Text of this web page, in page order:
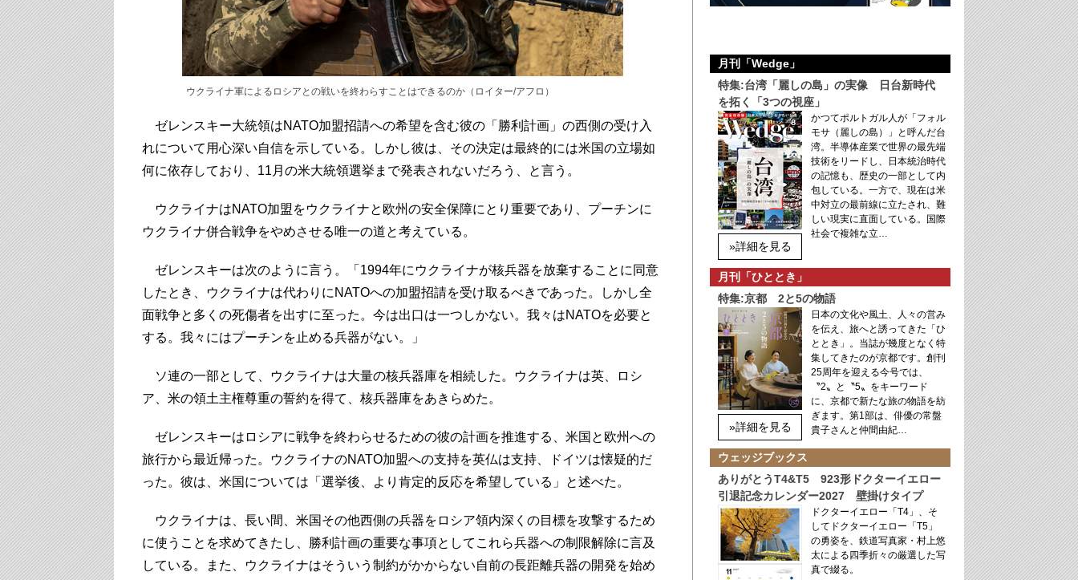
ウクライナ軍によるロシアとの戦いを終わらすことはできるのか（ロイター/アフロ）
ゼレンスキー大統領はNATO加盟招請への希望を含む彼の「勝利計画」の西側の受け入
れについて用心深い自信を示している。しかし彼は、その決定は最終的には米国の立場如
何に依存しており、11月の米大統領選挙まで発表されないだろう、と言う。
ウクライナはNATO加盟をウクライナと欧州の安全保障にとり重要であり、プーチンに
ウクライナ併合戦争をやめさせる唯一の道と考えている。
ゼレンスキーは次のように言う。「1994年にウクライナが核兵器を放棄することに同意
したとき、ウクライナは代わりにNATOへの加盟招請を受け取るべきであった。しかし全
面戦争と多くの死傷者を出すに至った。今は出口は一つしかない。我々はNATOを必要と
する。我々にはプーチンを止める兵器がない。」
ソ連の一部として、ウクライナは大量の核兵器庫を相続した。ウクライナは英、ロシ
ア、米の領土主権尊重の誓約を得て、核兵器庫をあきらめた。
ゼレンスキーはロシアに戦争を終わらせるための彼の計画を推進する、米国と欧州への
旅行から最近帰った。ウクライナのNATO加盟への支持を英仏は支持、ドイツは懐疑的だ
った。彼は、米国については「選挙後、より肯定的反応を希望している」と述べた。
ウクライナは、長い間、米国その他西側の兵器をロシア領内深くの目標を攻撃するため
に使うことを求めてきたし、勝利計画の重要な事項としてこれら兵器への制限解除に言及
している。また、ウクライナはそういう制約がかからない自前の長距離兵器の開発を始め
月刊「Wedge」
特集:台湾「麗しの島」の実像 日台新時代
を拓く「3つの視座」
»詳細を見る
かつてポルトガル人が「フォル
モサ（麗しの島）」と呼んだ台
湾。半導体産業で世界の最先端
技術をリードし、日本統治時代
の記憶も、歴史の一部として内
包している。一方で、現在は米
中対立の最前線に立たされ、難
しい現実に直面している。国際
社会で複雑な立…
月刊「ひととき」
特集:京都 2と5の物語
»詳細を見る
日本の文化や風土、人々の営み
を伝え、旅へと誘ってきた「ひ
ととき」。当誌が幾度となく特
集してきたのが京都です。創刊
25周年を迎える今号では、
〝2〟と〝5〟をキーワード
に、京都で新たな旅の物語を紡
ぎます。第1部は、俳優の常盤
貴子さんと仲間由紀…
ウェッジブックス
ありがとうT4&T5 923形ドクターイエロー
引退記念カレンダー2027 壁掛けタイプ
ドクターイエロー「T4」、そ
してドクターイエロー「T5」
の勇姿を、鉄道写真家・村上悠
太による四季折々の厳選した写
真で綴る。